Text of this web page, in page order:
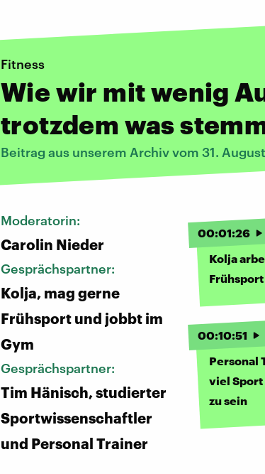
Fitness
Wie wir mit wenig
trotzdem was
Beitrag aus unserem Archiv vom 31.
Moderatorin:
Carolin Nieder
Gesprächspartner:
Kolja, mag gerne
Frühsport und jobbt im
Gym
Gesprächspartner:
Tim Hänisch, studierter
Sportwissenschaftler
und Personal Trainer
00:01:26
Kolja
00:10:51
Personal
viel Sport
zu sein